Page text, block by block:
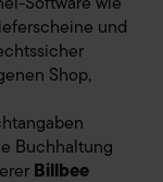
oder zur
Sie können
möchten.
erteilen Sie
Ihrer
Ihren Sitz in
und Ihre
und
Shop,
Buchhaltung
Billbee